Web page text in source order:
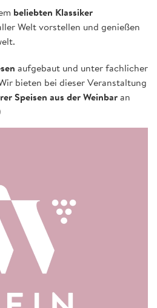
beliebten Klassiker
Welt vorstellen und genießen
aufgebaut und unter fachlicher
bieten bei dieser Veranstaltung
Speisen aus der Weinbaran